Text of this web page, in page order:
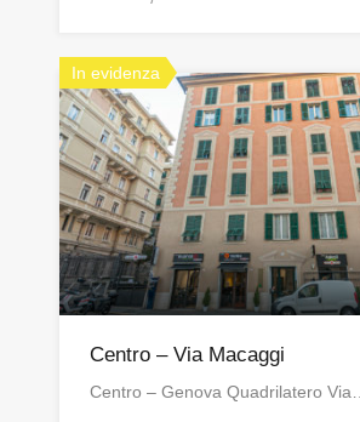
In evidenza
Centro – Via Macaggi
Centro – Genova Quadrilatero Via…